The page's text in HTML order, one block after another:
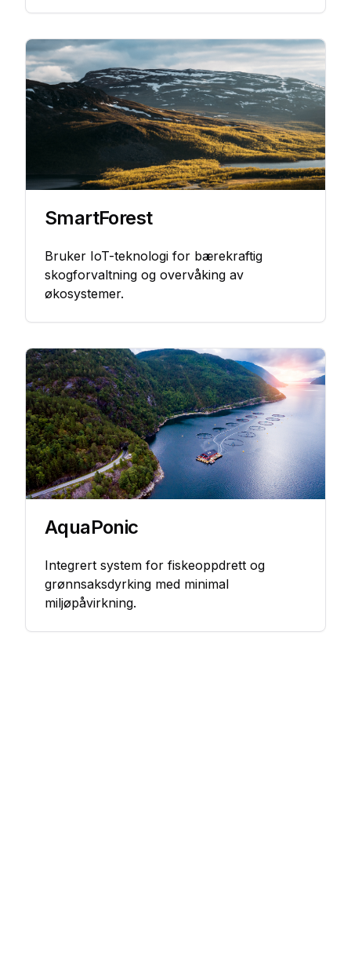
SmartForest
Bruker IoT-teknologi for bærekraftig
skogforvaltning og overvåking av
økosystemer.
AquaPonic
Integrert system for fiskeoppdrett og
grønnsaksdyrking med minimal
miljøpåvirkning.